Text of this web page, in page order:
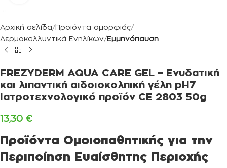
Αρχική σελίδα Προϊόντα ομορφιάς
Δερμοκαλλυντικά Ενηλίκων Εμμηνόπαυση
FREZYDERM AQUA CARE GEL – Ενυδατική
και λιπαντική αιδοιοκολπική γέλη pH7
Ιατροτεχνολογικό προϊόν CE 2803 50g
13,30 €
Προϊόντα Ομοιοπαθητικής για την
Περιποίηση Ευαίσθητης Περιοχής